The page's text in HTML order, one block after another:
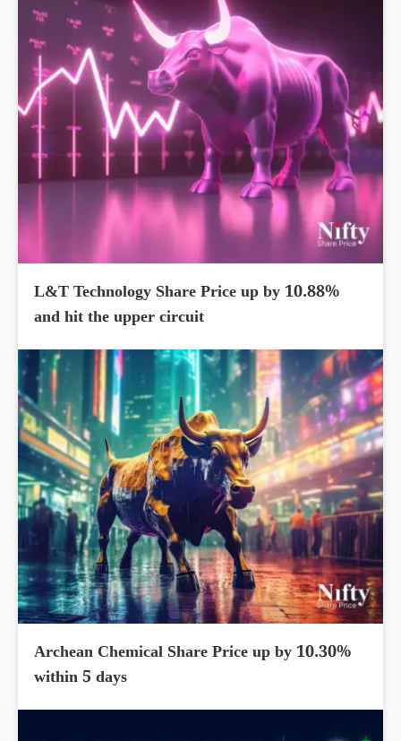
L&T Technology Share Price up by 10.88%
and hit the upper circuit
Archean Chemical Share Price up by 10.30%
within 5 days